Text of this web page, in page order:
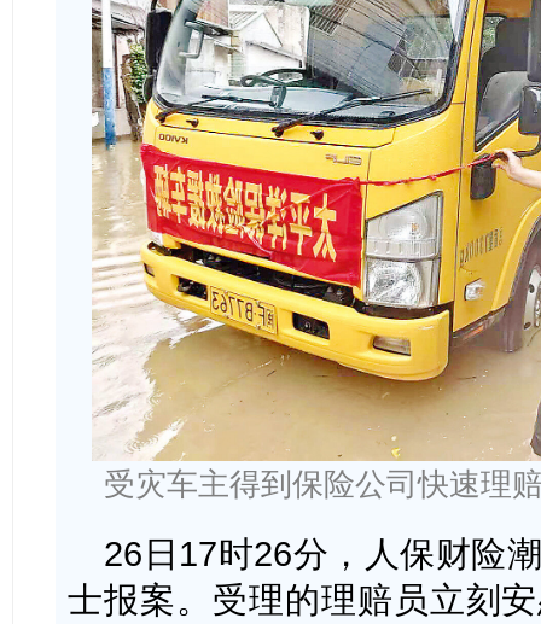
受灾车主得到保险公司快速理
26日17时26分，人保财险
士报案。受理的理赔员立刻